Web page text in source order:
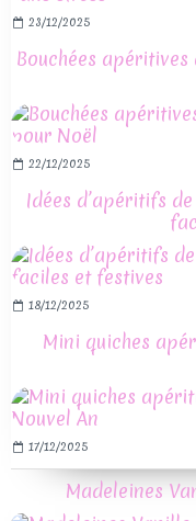
23/12/2025
Bouchées
22/12/2025
Idées d’apéritifs
18/12/2025
Mini quiches
17/12/2025
Madeleines